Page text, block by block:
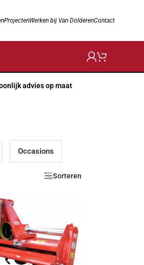
ProjectenWerken bij Van DolderenContact
advies op maat
Occasions
Sorteren